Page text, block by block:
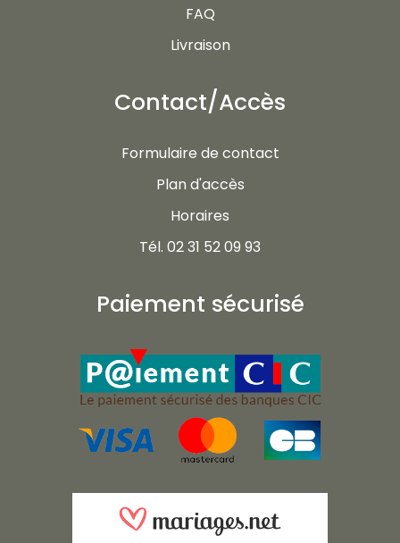
FAQ
Livraison
Contact/Accès
Formulaire de contact
Plan d'accès
Horaires
Tél. 02 31 52 09 93
Paiement sécurisé